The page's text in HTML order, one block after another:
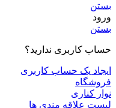
بستن
ورود
بستن
حساب کاربری ندارید؟
ایجاد یک حساب کاربری
فروشگاه
نوار کناری
لیست علاقه مندی ها